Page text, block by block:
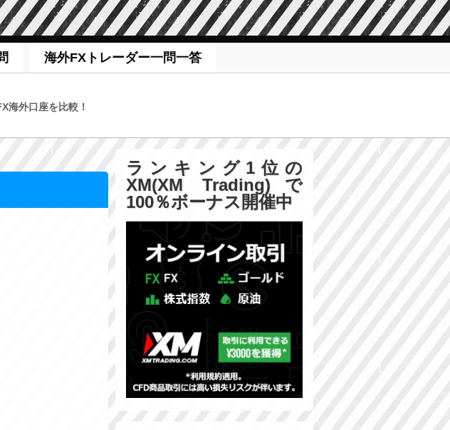
海外FXトレーダー一問一答
海外口座を比較！
ランキング1位の
XM(XM Trading)で
100％ボーナス開催中